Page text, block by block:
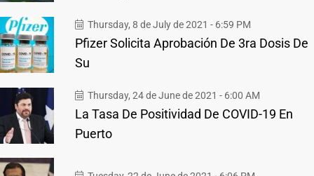
Thursday, 8 de July de 2021 - 6:59 PM
Pfizer Solicita Aprobación De 3ra Dosis De
Su
Thursday, 24 de June de 2021 - 6:00 AM
La Tasa De Positividad De COVID-19 En
Puerto